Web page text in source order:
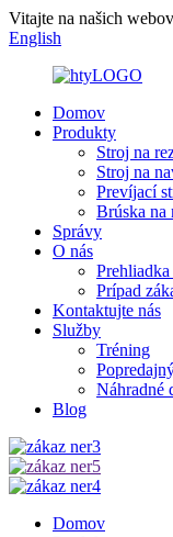
Vitajte na našich
English
Domov
Produkty
Stroj na
Stroj na
Prevíjací
Brúska na
Správy
O nás
Prípad
Kontaktujte nás
Služby
Tréning
Náhradné
Blog
Domov